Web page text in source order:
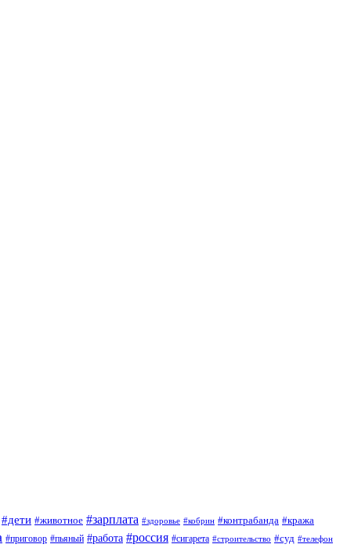
#дети #животное #зарплата #здоровье #кобрин #контрабанда #кража
#приговор #пьяный #работа #россия #сигарета #строительство #суд #телефон